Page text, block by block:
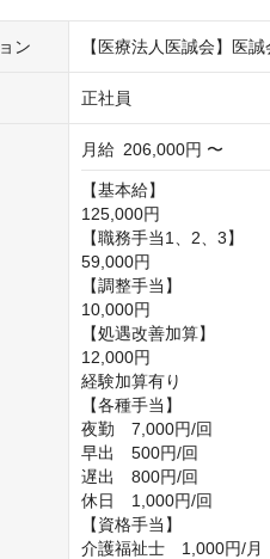
ン 【医療法人医誠会】医
正社員
月給 206,000円 〜
【基本給】
125,000円
【職務手当1、2、3】
59,000円
【調整手当】
10,000円
【処遇改善加算】
12,000円
経験加算有り
【各種手当】
夜勤　7,000円/回
早出　500円/回
遅出　800円/回
休日　1,000円/回
【資格手当】
介護福祉士　1,000円/月